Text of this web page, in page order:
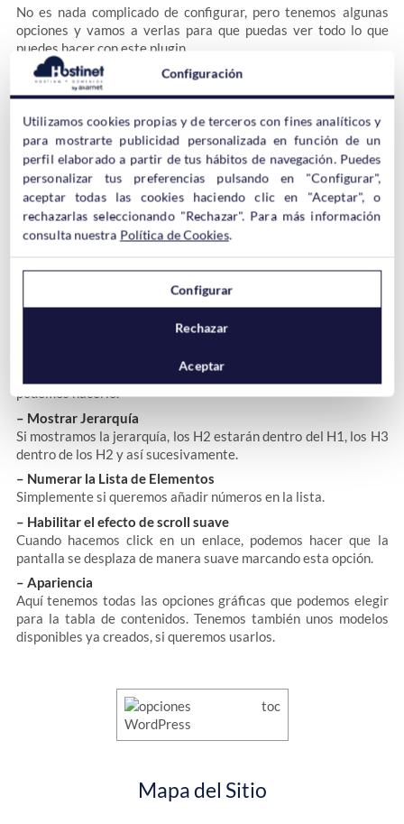
No es nada complicado de configurar, pero tenemos algunas
opciones y vamos a verlas para que puedas ver todo lo que
puedes hacer con este plugin.
– Posición
Desde aquí determinaremos la posición del TOC. Por defecto se
muestra«Antes del primer titular»pero podemos cambiarlo
si queremos.
– Mostrar Cuando
Aquí podemos especificar a partir de cuantos titulares
incluidos en el post, se generará el TOC. Igual no queremos que
se generen si sólo hay un par de títulos, pero esto ya es una
Desde aquí podemos seleccionar en qué tipo de contenidos
y post, pero podemos seleccionar lo que queremos.
Podemos poner un título en los TOC’s si queremos. Desde aquí
podemos hacerlo.
– Mostrar Jerarquía
Si mostramos la jerarquía, los H2 estarán dentro del H1, los H3
dentro de los H2 y así sucesivamente.
– Numerar la Lista de Elementos
Simplemente si queremos añadir números en la lista.
– Habilitar el efecto de scroll suave
Cuando hacemos click en un enlace, podemos hacer que la
pantalla se desplaza de manera suave marcando esta opción.
– Apariencia
Aquí tenemos todas las opciones gráficas que podemos elegir
para la tabla de contenidos. Tenemos también unos modelos
disponibles ya creados, si queremos usarlos.
Mapa del Sitio
Configuración
Utilizamos cookies propias y de terceros con fines analíticos y
para mostrarte publicidad personalizada en función de un
perfil elaborado a partir de tus hábitos de navegación. Puedes
personalizar tus preferencias pulsando en "Configurar",
aceptar todas las cookies haciendo clic en "Aceptar", o
rechazarlas seleccionando "Rechazar". Para más información
consulta nuestra Política de Cookies.
Configurar
Rechazar
Aceptar